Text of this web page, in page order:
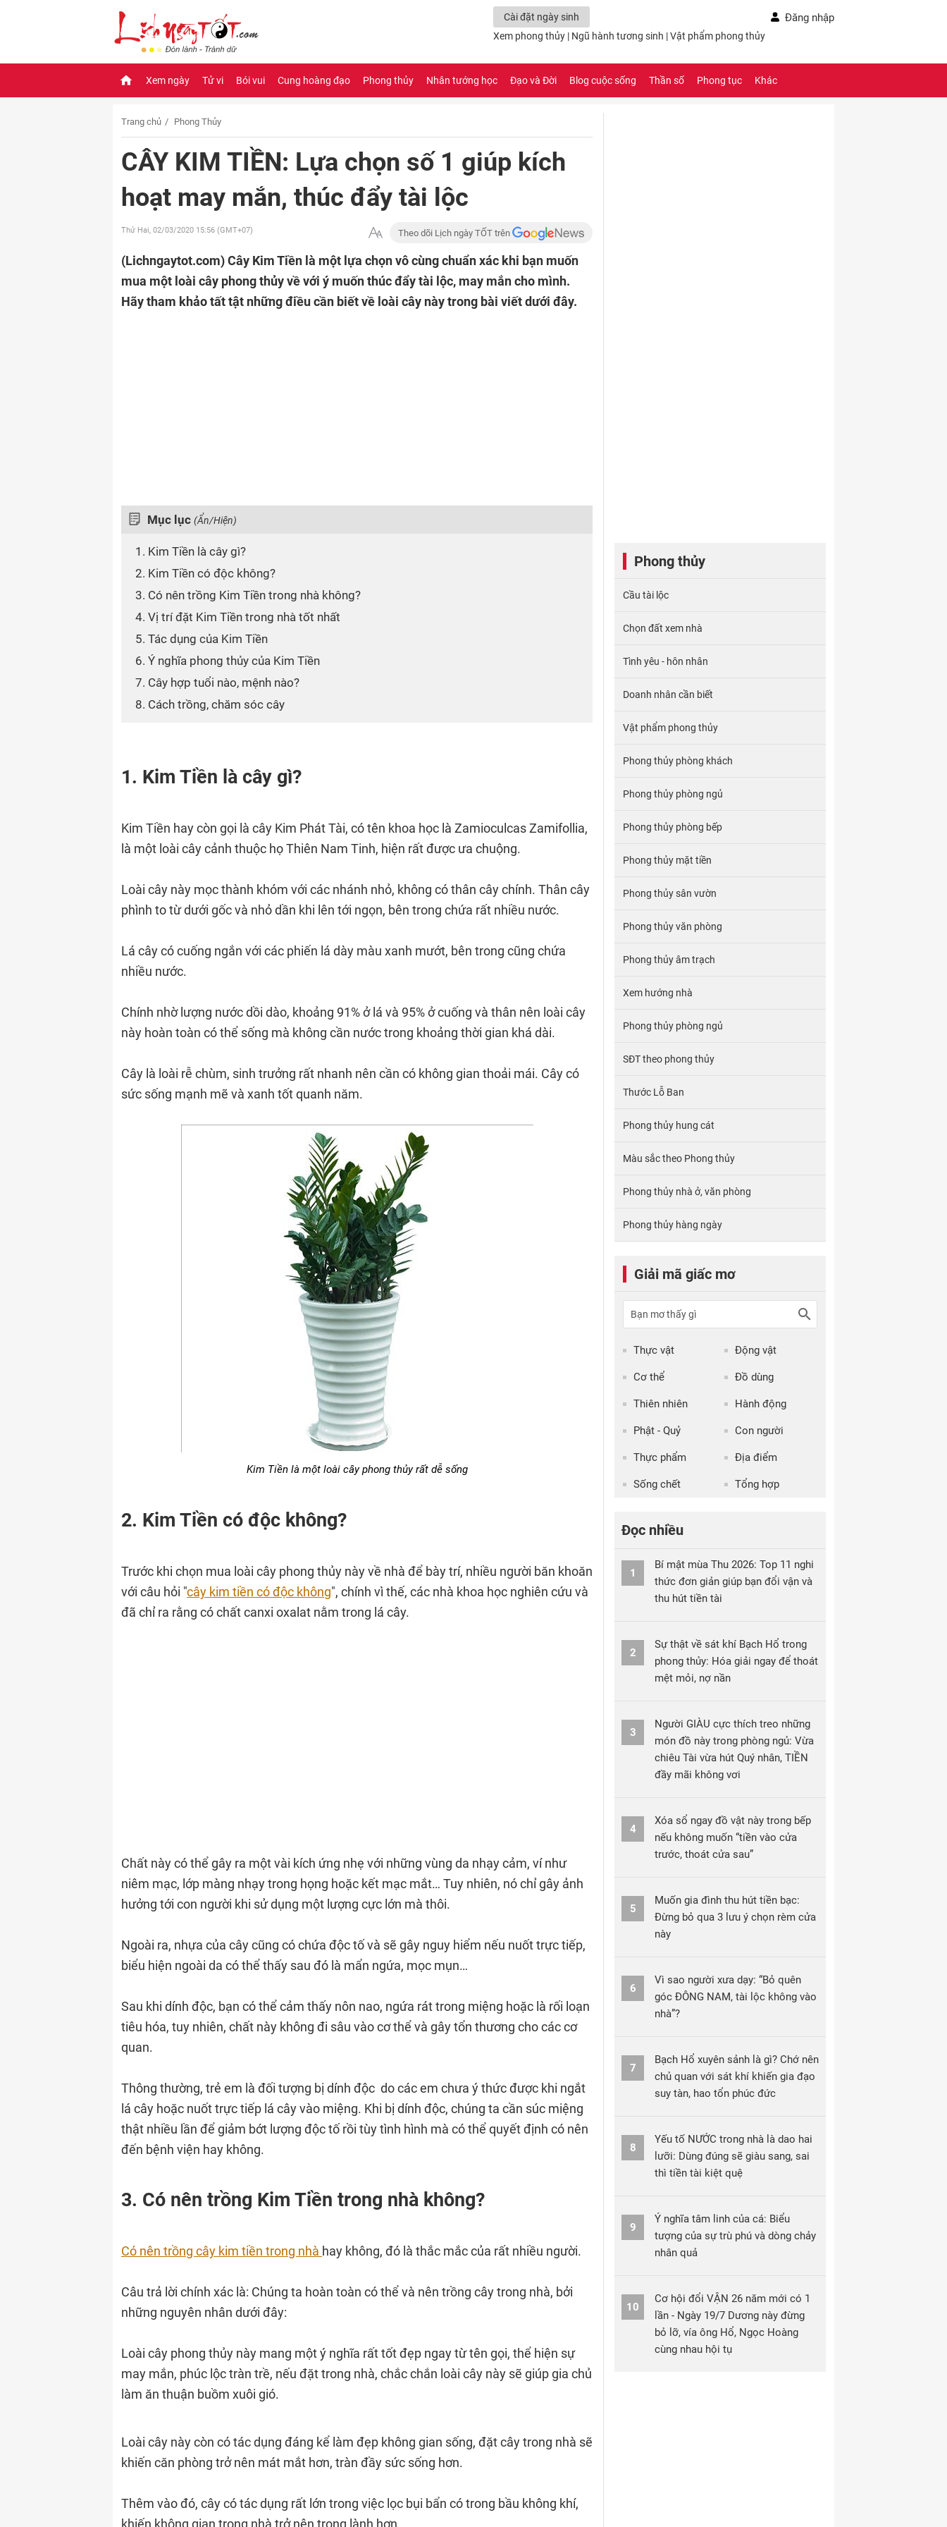
Cài đặt ngày sinh Đăng nhập
Xem phong thủy | Ngũ hành tương sinh |Vật phẩm phong thủy
Xem ngày Tử vi Bói vui Cung hoàng đạo Phong thủy Nhân tướng học Đạo và Đời Blog cuộc sống Thần số Phong tục Khác
Trang chủ Phong Thủy
CÂY KIM TIỀN: Lựa chọn số 1 giúp kích
hoạt may mắn, thúc đẩy tài lộc
Thứ Hai, 02/03/2020 15:56 (GMT+07) Theo dõi Lịch ngày TỐT trên
(Lichngaytot.com)Cây Kim Tiền là một lựa chọn vô cùng chuẩn xác khi bạn muốn
mua một loài cây phong thủy về với ý muốn thúc đẩy tài lộc, may mắn cho mình.
Hãy tham khảo tất tật những điều cần biết về loài cây này trong bài viết dưới đây.
Mục lục (Ẩn/Hiện)
1. Kim Tiền là cây gì?
2. Kim Tiền có độc không?
3. Có nên trồng Kim Tiền trong nhà không?
4. Vị trí đặt Kim Tiền trong nhà tốt nhất
5. Tác dụng của Kim Tiền
6. Ý nghĩa phong thủy của Kim Tiền
7. Cây hợp tuổi nào, mệnh nào?
8. Cách trồng, chăm sóc cây
1. Kim Tiền là cây gì?
Kim Tiền hay còn gọi là cây Kim Phát Tài, có tên khoa học là Zamioculcas Zamifollia,
là một loài cây cảnh thuộc họ Thiên Nam Tinh, hiện rất được ưa chuộng.
Loài cây này mọc thành khóm với các nhánh nhỏ, không có thân cây chính. Thân cây
phình to từ dưới gốc và nhỏ dần khi lên tới ngọn, bên trong chứa rất nhiều nước.
Lá cây có cuống ngắn với các phiến lá dày màu xanh mướt, bên trong cũng chứa
nhiều nước.
Chính nhờ lượng nước dồi dào, khoảng 91% ở lá và 95% ở cuống và thân nên loài cây
này hoàn toàn có thể sống mà không cần nước trong khoảng thời gian khá dài.
Cây là loài rễ chùm, sinh trưởng rất nhanh nên cần có không gian thoải mái. Cây có
sức sống mạnh mẽ và xanh tốt quanh năm.
Kim Tiền là một loài cây phong thủy rất dễ sống
2. Kim Tiền có độc không?
Trước khi chọn mua loài cây phong thủy này về nhà để bày trí, nhiều người băn khoăn
với câu hỏi "cây kim tiền có độc không", chính vì thế, các nhà khoa học nghiên cứu và
đã chỉ ra rằng có chất canxi oxalat nằm trong lá cây.
Chất này có thể gây ra một vài kích ứng nhẹ với những vùng da nhạy cảm, ví như
niêm mạc, lớp màng nhạy trong họng hoặc kết mạc mắt… Tuy nhiên, nó chỉ gây ảnh
hưởng tới con người khi sử dụng một lượng cực lớn mà thôi.
Ngoài ra, nhựa của cây cũng có chứa độc tố và sẽ gây nguy hiểm nếu nuốt trực tiếp,
biểu hiện ngoài da có thể thấy sau đó là mẩn ngứa, mọc mụn…
Sau khi dính độc, bạn có thể cảm thấy nôn nao, ngứa rát trong miệng hoặc là rối loạn
tiêu hóa, tuy nhiên, chất này không đi sâu vào cơ thể và gây tổn thương cho các cơ
quan.
Thông thường, trẻ em là đối tượng bị dính độc do các em chưa ý thức được khi ngắt
lá cây hoặc nuốt trực tiếp lá cây vào miệng. Khi bị dính độc, chúng ta cần súc miệng
thật nhiều lần để giảm bớt lượng độc tố rồi tùy tình hình mà có thể quyết định có nên
đến bệnh viện hay không.
3. Có nên trồng Kim Tiền trong nhà không?
Có nên trồng cây kim tiền trong nhà hay không, đó là thắc mắc của rất nhiều người.
Câu trả lời chính xác là: Chúng ta hoàn toàn có thể và nên trồng cây trong nhà, bởi
những nguyên nhân dưới đây:
Loài cây phong thủy này mang một ý nghĩa rất tốt đẹp ngay từ tên gọi, thể hiện sự
may mắn, phúc lộc tràn trề, nếu đặt trong nhà, chắc chắn loài cây này sẽ giúp gia chủ
làm ăn thuận buồm xuôi gió.
Loài cây này còn có tác dụng đáng kể làm đẹp không gian sống, đặt cây trong nhà sẽ
khiến căn phòng trở nên mát mắt hơn, tràn đầy sức sống hơn.
Thêm vào đó, cây có tác dụng rất lớn trong việc lọc bụi bẩn có trong bầu không khí,
khiến không gian trong nhà trở nên trong lành hơn.
Phong thủy
Cầu tài lộc
Chọn đất xem nhà
Tình yêu - hôn nhân
Doanh nhân cần biết
Vật phẩm phong thủy
Phong thủy phòng khách
Phong thủy phòng ngủ
Phong thủy phòng bếp
Phong thủy mặt tiền
Phong thủy sân vườn
Phong thủy văn phòng
Phong thủy âm trạch
Xem hướng nhà
Phong thủy phòng ngủ
SĐT theo phong thủy
Thước Lỗ Ban
Phong thủy hung cát
Màu sắc theo Phong thủy
Phong thủy nhà ở, văn phòng
Phong thủy hàng ngày
Giải mã giấc mơ
Thực vật Động vật
Cơ thể Đồ dùng
Thiên nhiên Hành động
Phật - Quỷ Con người
Thực phẩm Địa điểm
Sống chết Tổng hợp
Đọc nhiều
1
Bí mật mùa Thu 2026: Top 11 nghi
thức đơn giản giúp bạn đổi vận và
thu hút tiền tài
2
Sự thật về sát khí Bạch Hổ trong
phong thủy: Hóa giải ngay để thoát
mệt mỏi, nợ nần
3
Người GIÀU cực thích treo những
món đồ này trong phòng ngủ: Vừa
chiêu Tài vừa hút Quý nhân, TIỀN
đầy mãi không vơi
4
Xóa sổ ngay đồ vật này trong bếp
nếu không muốn “tiền vào cửa
trước, thoát cửa sau”
5
Muốn gia đình thu hút tiền bạc:
Đừng bỏ qua 3 lưu ý chọn rèm cửa
này
6
Vì sao người xưa dạy: “Bỏ quên
góc ĐÔNG NAM, tài lộc không vào
nhà”?
7
Bạch Hổ xuyên sảnh là gì? Chớ nên
chủ quan với sát khí khiến gia đạo
suy tàn, hao tổn phúc đức
8
Yếu tố NƯỚC trong nhà là dao hai
lưỡi: Dùng đúng sẽ giàu sang, sai
thì tiền tài kiệt quệ
9
Ý nghĩa tâm linh của cá: Biểu
tượng của sự trù phú và dòng chảy
nhân quả
10
Cơ hội đổi VẬN 26 năm mới có 1
lần - Ngày 19/7 Dương này đừng
bỏ lỡ, vía ông Hổ, Ngọc Hoàng
cùng nhau hội tụ